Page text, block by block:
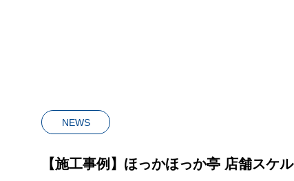
NEWS
【施工事例】ほっかほっか亭 店舗スケル